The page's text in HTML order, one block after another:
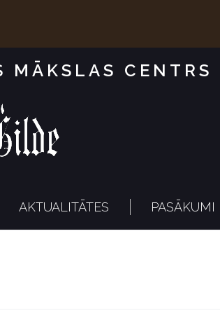
MĀKSLAS CENTRS
AKTUALITĀTES PASĀKUMI